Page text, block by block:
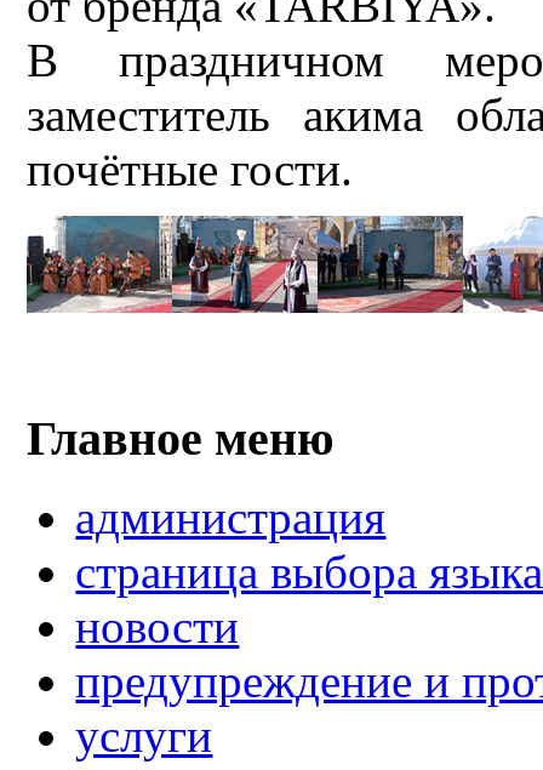
В праздничном
заместитель акима
почётные гости.
Главное меню
администрация
страница выбора языка
новости
предупреждение и
услуги